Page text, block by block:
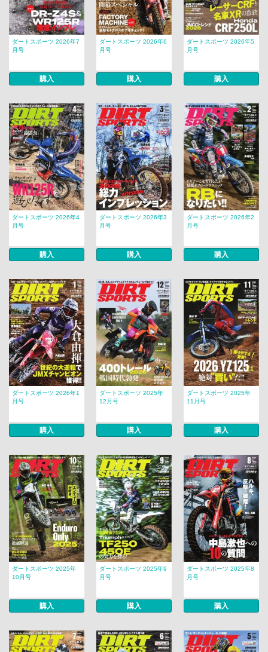
ダートスポーツ 2026年7
月号
購入
ダートスポーツ 2026年6
月号
購入
ダートスポーツ 2026年5
月号
購入
ダートスポーツ 2026年4
月号
購入
ダートスポーツ 2026年3
月号
購入
ダートスポーツ 2026年2
月号
購入
ダートスポーツ 2026年1
月号
購入
ダートスポーツ 2025年
12月号
購入
ダートスポーツ 2025年
11月号
購入
ダートスポーツ 2025年
10月号
購入
ダートスポーツ 2025年9
月号
購入
ダートスポーツ 2025年8
月号
購入